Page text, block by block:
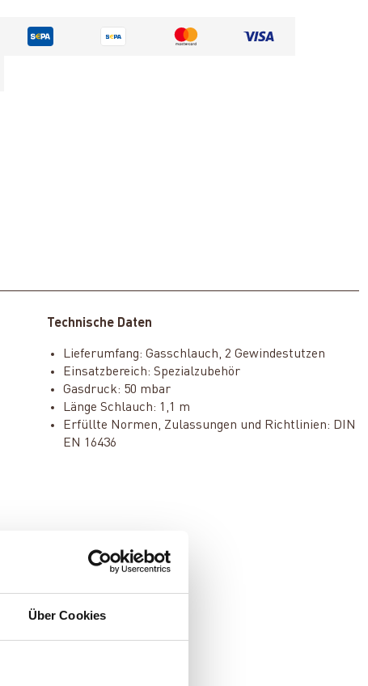
Über Cookies
Technische Daten
Lieferumfang: Gasschlauch, 2 Gewindestutzen
Einsatzbereich: Spezialzubehör
Gasdruck: 50 mbar
Länge Schlauch: 1,1 m
Erfüllte Normen, Zulassungen und Richtlinien: DIN
EN 16436